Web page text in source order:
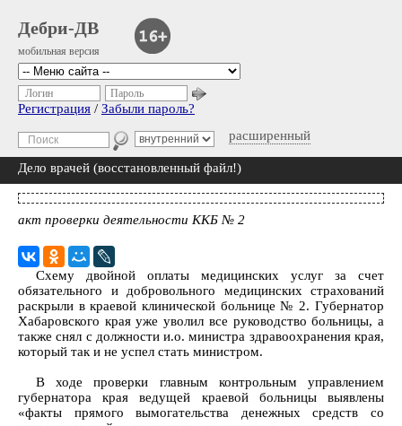
Дебри-ДВ
мобильная версия
расширенный
Логин Пароль
Регистрация / Забыли пароль?
Дело врачей (восстановленный файл!)
акт проверки деятельности ККБ № 2
Схему двойной оплаты медицинских услуг за счет
обязательного и добровольного медицинских страхований
раскрыли в краевой клинической больнице № 2. Губернатор
Хабаровского края уже уволил все руководство больницы, а
также снял с должности и.о. министра здравоохранения края,
который так и не успел стать министром.
В ходе проверки главным контрольным управлением
губернатора края ведущей краевой больницы выявлены
«факты прямого вымогательства денежных средств со